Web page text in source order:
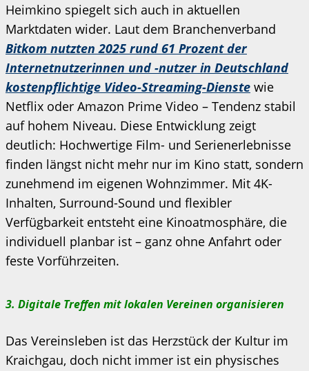
Heimkino spiegelt sich auch in aktuellen
Marktdaten wider. Laut dem Branchenverband
Bitkom nutzten 2025 rund 61 Prozent der
Internetnutzerinnen und -nutzer in Deutschland
kostenpflichtige Video-Streaming-Dienste wie
Netflix oder Amazon Prime Video – Tendenz stabil
auf hohem Niveau. Diese Entwicklung zeigt
deutlich: Hochwertige Film- und Serienerlebnisse
finden längst nicht mehr nur im Kino statt, sondern
zunehmend im eigenen Wohnzimmer. Mit 4K-
Inhalten, Surround-Sound und flexibler
Verfügbarkeit entsteht eine Kinoatmosphäre, die
individuell planbar ist – ganz ohne Anfahrt oder
feste Vorführzeiten.
3. Digitale Treffen mit lokalen Vereinen organisieren
Das Vereinsleben ist das Herzstück der Kultur im
Kraichgau, doch nicht immer ist ein physisches